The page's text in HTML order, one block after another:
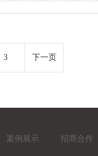
3 下一页
案例展示 招商合作